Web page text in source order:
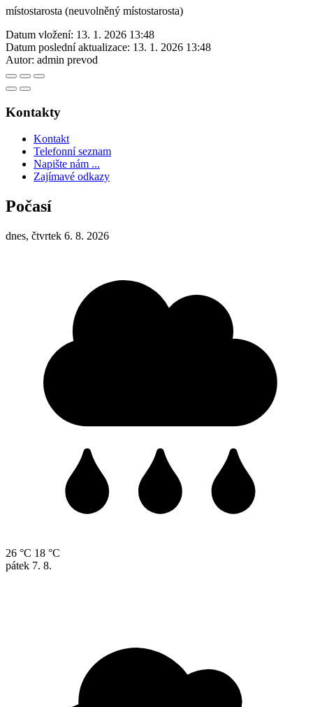
místostarosta (neuvolněný místostarosta)
Datum vložení: 13. 1. 2026 13:48
Datum poslední aktualizace: 13. 1. 2026 13:48
Autor: admin prevod
Kontakty
Kontakt
Telefonní seznam
Napište nám ...
Zajímavé odkazy
Počasí
dnes, čtvrtek 6. 8. 2026
26 °C 18 °C
pátek 7. 8.